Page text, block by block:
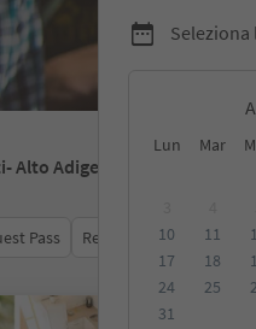
Lun Mar
10
11
17
18
24
25
31
- Alto Adige
Pass Recensioni